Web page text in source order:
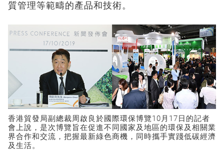
質管理等範疇的產品和技術。
香港貿發局副總裁周啟良於國際環保博覽10月17日的記者
會上說，是次博覽旨在促進不同國家及地區的環保及相關業
界合作和交流，把握最新綠色商機，同時攜手實踐低碳經濟
及生活。